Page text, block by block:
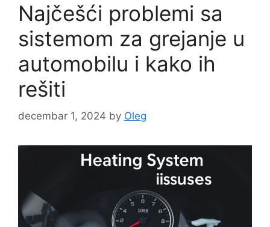
Najčešći problemi sa
sistemom za grejanje u
automobilu i kako ih
rešiti
decembar 1, 2024 by Oleg